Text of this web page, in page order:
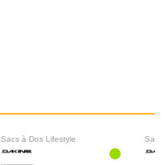
Sacs à Dos Lifestyle Sacs